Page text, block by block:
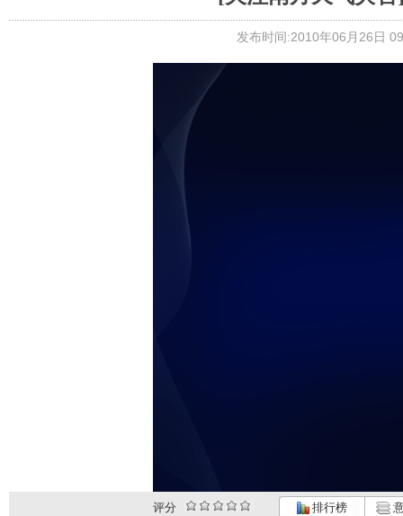
发布时间:2010年06月26日
评分 排行榜